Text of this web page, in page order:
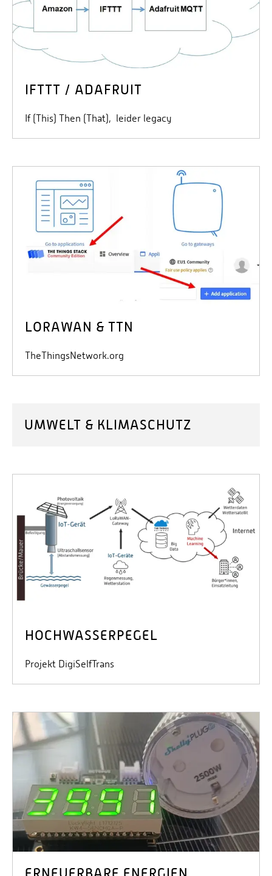
IFTTT / ADAFRUIT
If (This) Then (That), leider legacy
LORAWAN & TTN
TheThingsNetwork.org
UMWELT & KLIMASCHUTZ
HOCHWASSERPEGEL
Projekt DigiSelfTrans